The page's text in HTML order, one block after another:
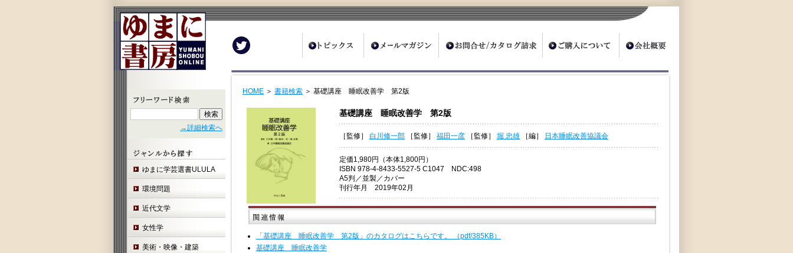
→詳細検索へ
ゆまに学芸選書ULULA
環境問題
近代文学
女性学
美術・映像・建築
HOME ＞ 書籍検索 ＞ 基礎講座 睡眠改善学 第2版
基礎講座 睡眠改善学 第2版
［監修］ 白川修一郎 ［監修］ 福田一彦 ［監修］ 堀 忠雄 ［編］ 日本睡眠改善協議会
定価1,980円（本体1,800円）
ISBN 978-4-8433-5527-5 C1047 NDC:498
A5判／並製／カバー
刊行年月 2019年02月
「基礎講座 睡眠改善学 第2版」のカタログはこちらです。 （pdf/385KB）
基礎講座 睡眠改善学